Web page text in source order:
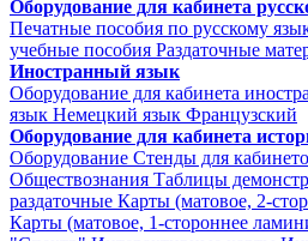
Оборудование для кабинета
Печатные пособия по русскому
учебные пособия Раздаточные
Иностранный язык
Оборудование для кабинета
язык Немецкий язык Французский
Оборудование для кабинета
Оборудование Стенды для
Обществознания Таблицы
раздаточные Карты (матовое, 2-
Карты (матовое, 1-стороннее